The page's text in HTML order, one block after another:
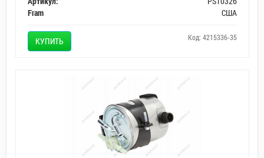
Fram
США
КУПИТЬ Код: 4215336-35